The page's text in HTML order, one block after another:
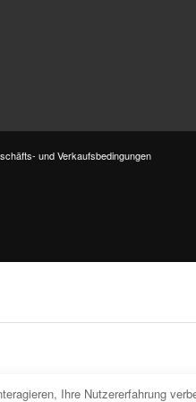
und Verkaufsbedingungen
Ihre Nutzererfahrung